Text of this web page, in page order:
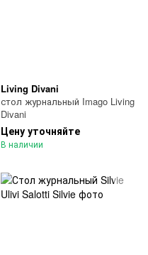
Living Divani
стол журнальный Imago Living
Divani
Цену уточняйте
В наличии